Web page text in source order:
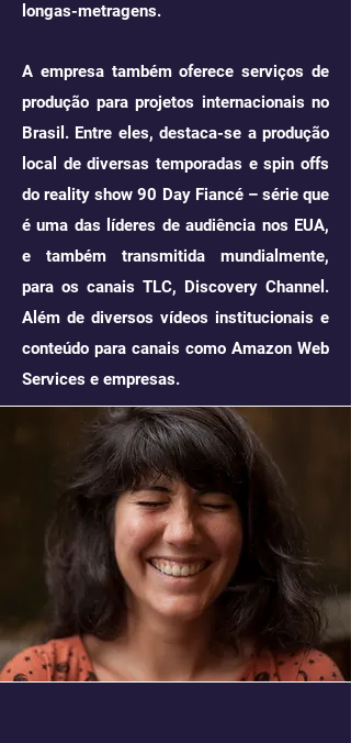
longas-metragens.
A empresa também oferece serviços de
produção para projetos internacionais no
Brasil. Entre eles, destaca-se a produção
local de diversas temporadas e spin offs
do reality show 90 Day Fiancé – série que
é uma das líderes de audiência nos EUA,
e também transmitida mundialmente,
para os canais TLC, Discovery Channel.
Além de diversos vídeos institucionais e
conteúdo para canais como Amazon Web
Services e empresas.